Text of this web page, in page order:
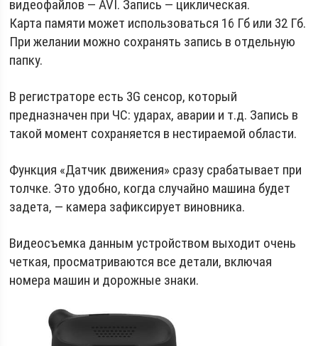
видеофайлов — AVI. Запись — циклическая.
Карта памяти может использоваться 16 Гб или 32 Гб.
При желании можно сохранять запись в отдельную
папку.
В регистраторе есть 3G сенсор, который
предназначен при ЧС: ударах, аварии и т.д. Запись в
такой момент сохраняется в нестираемой области.
Функция «Датчик движения» сразу срабатывает при
толчке. Это удобно, когда случайно машина будет
задета, — камера зафиксирует виновника.
Видеосъемка данным устройством выходит очень
четкая, просматриваются все детали, включая
номера машин и дорожные знаки.